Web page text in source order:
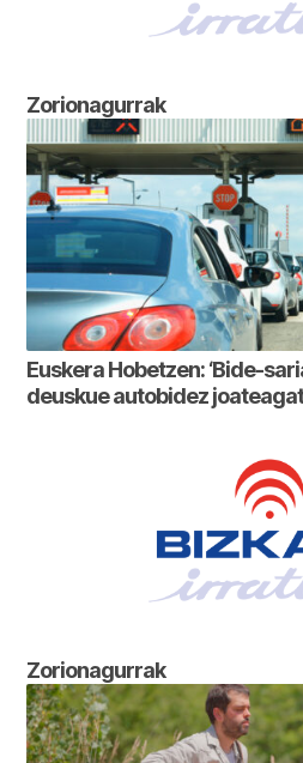
Zorionagurrak
Euskera Hobetzen: ‘Bide-
deuskue autobidez
Zorionagurrak